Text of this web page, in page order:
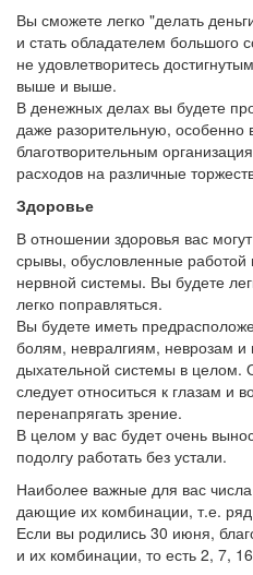
Вы сможете легко "делать
и стать обладателем большого
не удовлетворитесь
выше и выше.
В денежных делах вы будете
даже разорительную, особенно
благотворительным
расходов на различные
Здоровье
В отношении здоровья вас
срывы, обусловленные
нервной системы. Вы будете
легко поправляться.
Вы будете иметь
болям, невралгиям, неврозам
дыхательной системы в целом.
следует относиться к глазам и
перенапрягать зрение.
В целом у вас будет очень
подолгу работать без устали.
Наиболее важные для вас
дающие их комбинации, т.е.
Если вы родились 30 июня,
и их комбинации, то есть 2, 7,